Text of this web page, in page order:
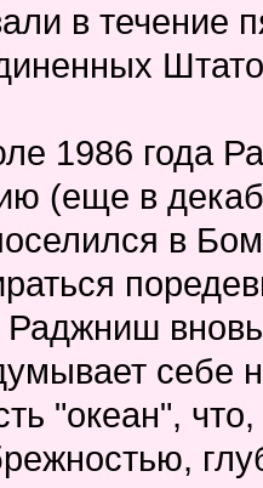
в течение
1986 года
(еще в
в
Раджниш
себе
"океан",